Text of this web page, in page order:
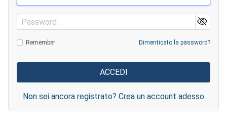
Password
Remember Dimenticato la password?
Non sei ancora registrato? Crea un account adesso